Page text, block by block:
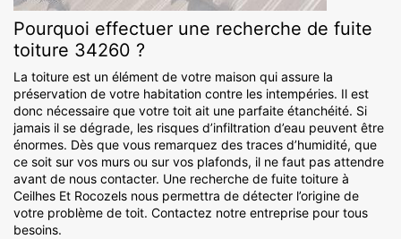
Pourquoi effectuer une recherche de fuite
toiture 34260 ?
La toiture est un élément de votre maison qui assure la
préservation de votre habitation contre les intempéries. Il est
donc nécessaire que votre toit ait une parfaite étanchéité. Si
jamais il se dégrade, les risques d’infiltration d’eau peuvent être
énormes. Dès que vous remarquez des traces d’humidité, que
ce soit sur vos murs ou sur vos plafonds, il ne faut pas attendre
avant de nous contacter. Une recherche de fuite toiture à
Ceilhes Et Rocozels nous permettra de détecter l’origine de
votre problème de toit. Contactez notre entreprise pour tous
besoins.